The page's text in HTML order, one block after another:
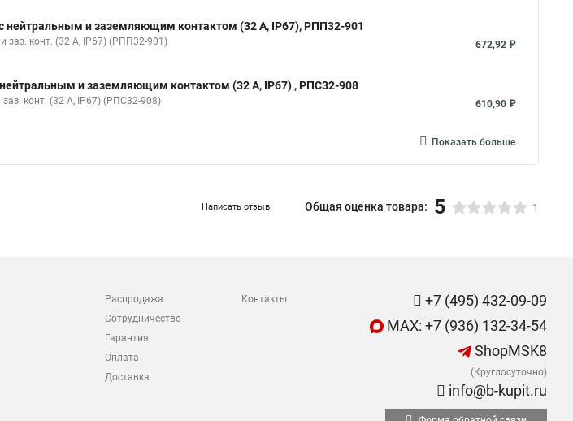
нейтральным и заземляющим контактом (32 А, IP67), РПП32-901
заз. конт. (32 А, IP67) (РПП32-901) 672,92 ₽
нейтральным и заземляющим контактом (32 А, IP67) , РПС32-908
конт. (32 А, IP67) (РПС32-908) 610,90 ₽
Показать больше
Написать отзыв Общая оценка товара: 5 1
Распродажа
Сотрудничество
Гарантия
Оплата
Доставка
Контакты
+7 (495) 432-09-09
MAX: +7 (936) 132-34-54
ShopMSK8
(Круглосуточно)
info@b-kupit.ru